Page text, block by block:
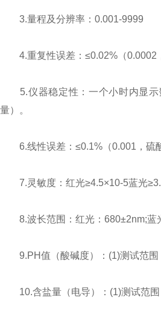
3.量程及分辨率：0.001-9999
4.重复性误差：≤0.02%（0.0002
5.仪器稳定性：一个小时内显示
量）。
6.线性误差：≤0.1%（0.001，硫酸
7.灵敏度：红光≥4.5×10-5蓝光
8.波长范围：红光：680±2nm;蓝
9.PH值（酸碱度）：(1)测试范围
10.含盐量（电导）：(1)测试范围